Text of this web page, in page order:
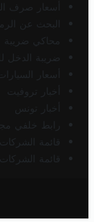
أسعار صرف
البحث عن
محاكي ضريبة
ضريبة الدخل
أسعار
أخبار تروفيت
أخبار تونس
رابط خلفي
قائمة الشركات
قائمة الشركات